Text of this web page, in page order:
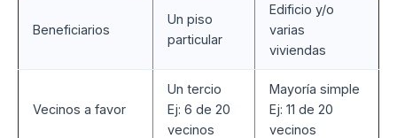
Beneficiarios
Un piso
particular
Edificio y/o
varias
viviendas
Vecinos a favor
Un tercio
Ej: 6 de 20
vecinos
Mayoría simple
Ej: 11 de 20
vecinos